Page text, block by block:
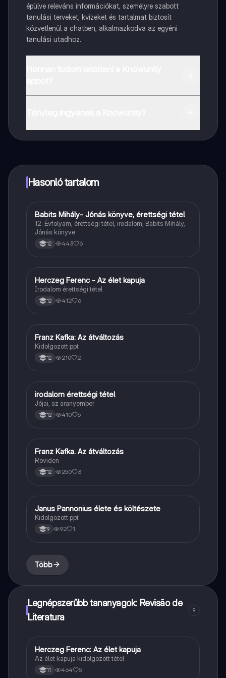
épülve releváns információkat, személyre szabott
tanulási terveket, kvízeket és tartalmat biztosít
közvetlenül a chatben, alkalmazkodva az egyéni
tanulási utadhoz.
Hasonló tartalom
Magyar
Babits Mihály- Jónás könyve, érettségi tétel
12. Évfolyam, érettségi tétel, irodalom, Babits Mihály,
Jónás könyve
12 443 6
Magyar
Herczeg Ferenc - Az élet kapuja
Irodalom érettségi tétel
12 412 6
Magyar
Franz Kafka: Az átváltozás
Kidolgozott ppt
12 210 2
Magyar
irodalom érettségi tétel
Jójai, az aranyember
12 410 5
Magyar
Franz Kafka. Az átváltozás
Röviden
12 250 3
Magyar
Janus Pannonius élete és költészete
Kidolgozott ppt
9 92 1
Több
Legnépszerűbb tananyagok: Revisão de
Literatura
9
Magyar
Herczeg Ferenc: Az élet kapuja
Az élet kapuja kidolgozott tétel
11 464 5